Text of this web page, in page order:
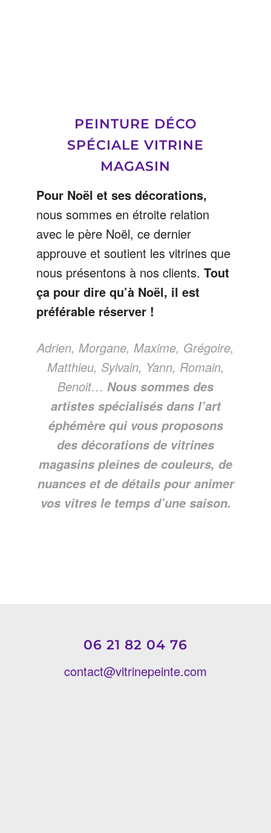
PEINTURE DÉCO
SPÉCIALE VITRINE
MAGASIN
Pour Noël et ses décorations,
nous sommes en étroite relation
avec le père Noël, ce dernier
approuve et soutient les vitrines que
nous présentons à nos clients. Tout
ça pour dire qu’à Noël, il est
préférable réserver !
Adrien, Morgane, Maxime, Grégoire,
Matthieu, Sylvain, Yann, Romain,
Benoit… Nous sommes des
artistes spécialisés dans l’art
éphémère qui vous proposons
des décorations de vitrines
magasins pleines de couleurs, de
nuances et de détails pour animer
vos vitres le temps d’une saison.
06 21 82 04 76
contact@vitrinepeinte.com